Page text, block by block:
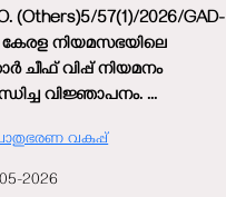
(Others)5/57(1)/2026/GAD-
കേരള നിയമസഭയിലെ
ചീഫ് വിപ്പ് നിയമനം
വിജ്ഞാപനം. ...
വകുപ്പ്
2026